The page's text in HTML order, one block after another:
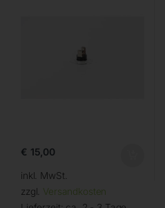
€ 15,00
inkl. MwSt.
zzgl. Versandkosten